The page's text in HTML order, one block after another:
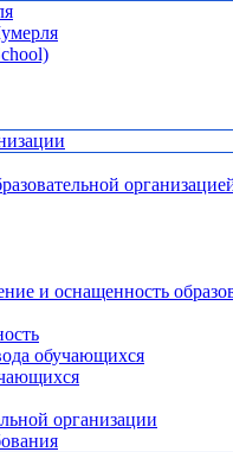
и оснащенность
обучающихся
организации